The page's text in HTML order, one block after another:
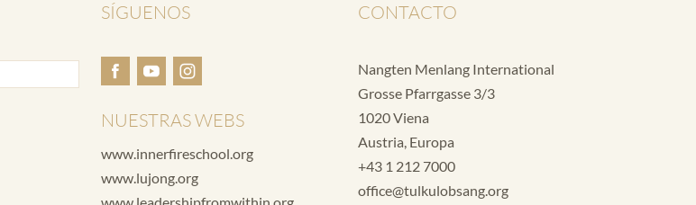
SÍGUENOS
NUESTRAS WEBS
www.innerfireschool.org
www.lujong.org
CONTACTO
Nangten Menlang International
Grosse Pfarrgasse 3/3
1020 Viena
Austria, Europa
+43 1 212 7000
office@tulkulobsang.org